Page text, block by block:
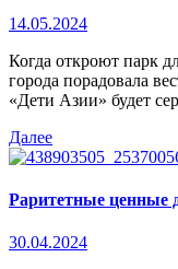
14.05.2024
Когда откроют парк
города порадовала
«Дети Азии» будет
Далее
Раритетные ценные
30.04.2024